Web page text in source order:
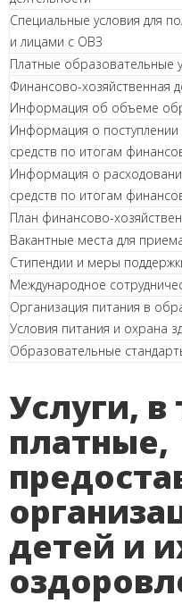
Специальные условия для
и лицами с ОВЗ
Платные образовательные
Финансово-хозяйственная
Информация об объеме
Информация о
средств по итогам
Информация о
средств по итогам
План финансово-
Вакантные места для
Стипендии и меры
Международное
Организация питания в
Условия питания и охрана
Образовательные
Услуги,
платные,
детей и